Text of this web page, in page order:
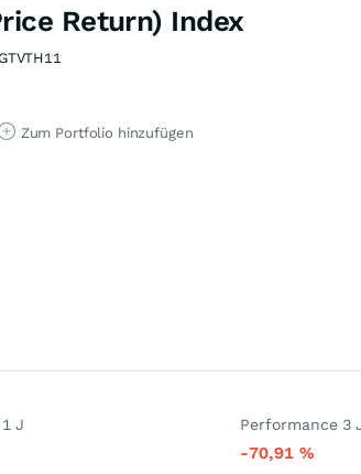
Return) Index
Zum Portfolio hinzufügen
J Performance 3
-70,91%